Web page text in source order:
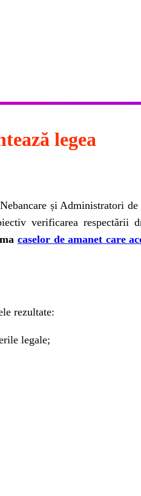
legea
și Administratori
verificarea respectării
caselor de amanet care
rezultate:
legale;